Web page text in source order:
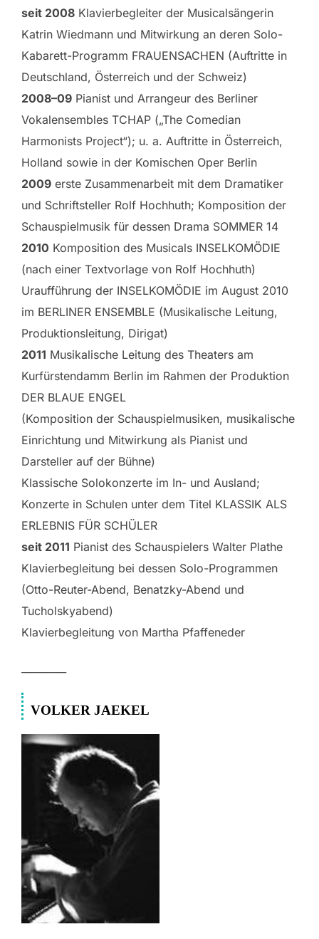
seit 2008 Klavierbegleiter der Musicalsängerin
Katrin Wiedmann und Mitwirkung an deren Solo-
Kabarett-Programm FRAUENSACHEN (Auftritte in
Deutschland, Österreich und der Schweiz)
2008–09 Pianist und Arrangeur des Berliner
Vokalensembles TCHAP („The Comedian
Harmonists Project“); u. a. Auftritte in Österreich,
Holland sowie in der Komischen Oper Berlin
2009 erste Zusammenarbeit mit dem Dramatiker
und Schriftsteller Rolf Hochhuth; Komposition der
Schauspielmusik für dessen Drama SOMMER 14
2010 Komposition des Musicals INSELKOMÖDIE
(nach einer Textvorlage von Rolf Hochhuth)
Uraufführung der INSELKOMÖDIE im August 2010
im BERLINER ENSEMBLE (Musikalische Leitung,
Produktionsleitung, Dirigat)
2011 Musikalische Leitung des Theaters am
Kurfürstendamm Berlin im Rahmen der Produktion
DER BLAUE ENGEL
(Komposition der Schauspielmusiken, musikalische
Einrichtung und Mitwirkung als Pianist und
Darsteller auf der Bühne)
Klassische Solokonzerte im In- und Ausland;
Konzerte in Schulen unter dem Titel KLASSIK ALS
ERLEBNIS FÜR SCHÜLER
seit 2011 Pianist des Schauspielers Walter Plathe
Klavierbegleitung bei dessen Solo-Programmen
(Otto-Reuter-Abend, Benatzky-Abend und
Tucholskyabend)
Klavierbegleitung von Martha Pfaffeneder
VOLKER JAEKEL